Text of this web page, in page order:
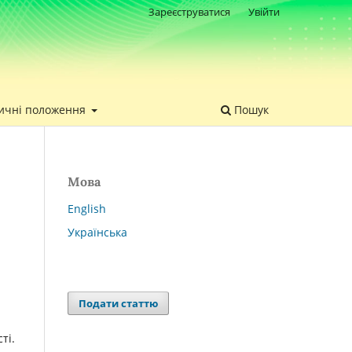
положення Пошук
Зареєструватися Увійти
Мова
English
Українська
Подати статтю